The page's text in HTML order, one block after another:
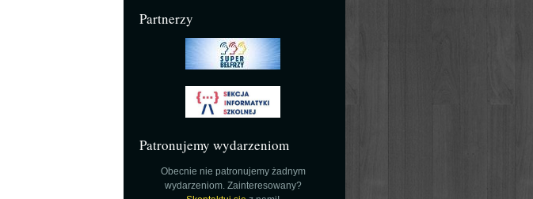
Partnerzy
Patronujemy wydarzeniom
Obecnie nie patronujemy żadnym
wydarzeniom. Zainteresowany?